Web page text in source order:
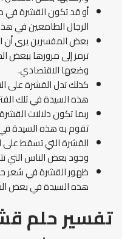
أو قد تكون القشرة في
الرجال الطامعين في
بعض المفسرين يرى أن
ترمز إلى مرورها ببعض
وضعها الاقتصادي.
كذلك تدل القشرة على
هذه السيدة في تلك
ربما تكون دلالات
تقوم به هذه السيدة
القشرة التي تسقط
وجود بعض الناس
ظهور القشرة في شعر
هذه السيدة في بعض
تفسير حلم